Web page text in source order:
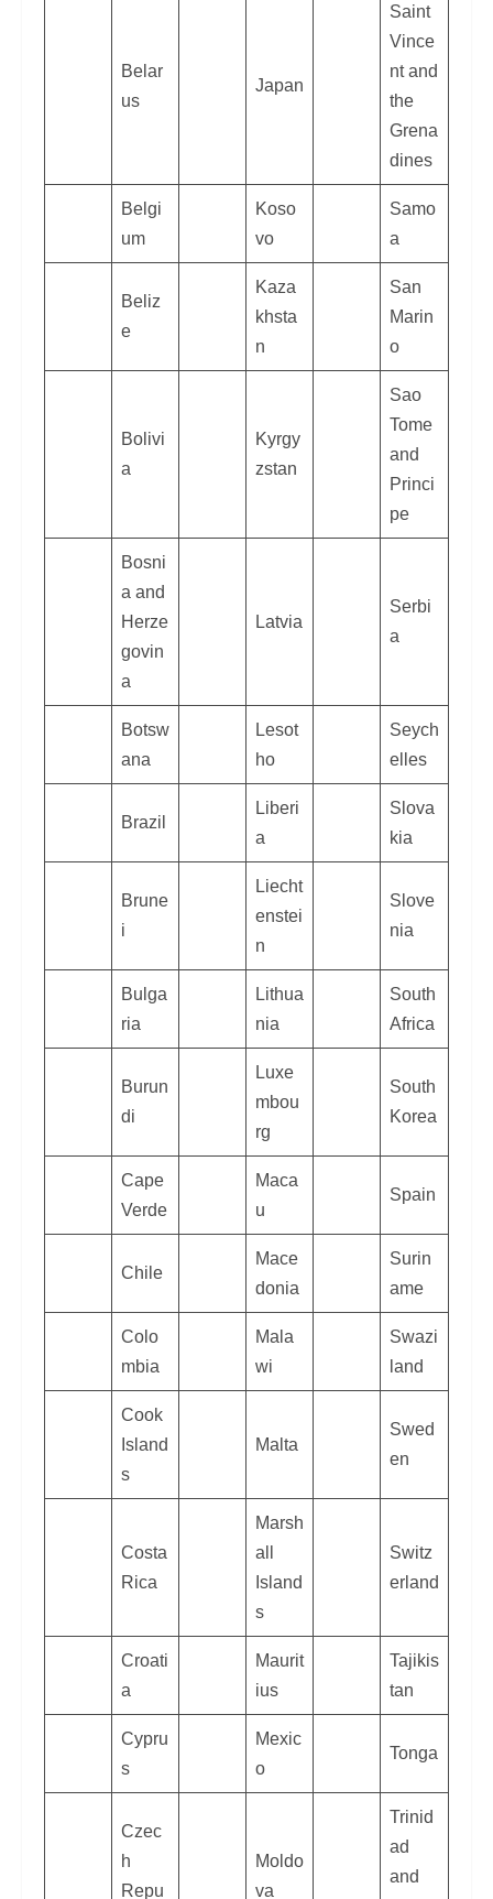
Belar
us
Japan
Saint
Vince
nt and
the
Grena
dines
Belgi
um
Koso
vo
Samo
a
Beliz
e
Kaza
khsta
n
San
Marin
o
Bolivi
a
Kyrgy
zstan
Sao
Tome
and
Princi
pe
Bosni
a and
Herze
govin
a
Latvia
Serbi
a
Botsw
ana
Lesot
ho
Seych
elles
Brazil
Liberi
a
Slova
kia
Brune
i
Liecht
enstei
n
Slove
nia
Bulga
ria
Lithua
nia
South
Africa
Burun
di
Luxe
mbou
rg
South
Korea
Cape
Verde
Maca
u
Spain
Chile
Mace
donia
Surin
ame
Colo
mbia
Mala
wi
Swazi
land
Cook
Island
s
Malta
Swed
en
Costa
Rica
Marsh
all
Island
s
Switz
erland
Croati
a
Maurit
ius
Tajikis
tan
Cypru
s
Mexic
o
Tonga
Czec
h
Repu
Moldo
va
Trinid
ad
and